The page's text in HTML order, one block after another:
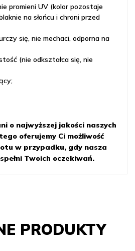
promieni UV (kolor pozostaje
na słońcu i chroni przed
się, nie mechaci, odporna na
(nie odkształca się, nie
o najwyższej jakości naszych
oferujemy Ci możliwość
w przypadku, gdy nasza
Twoich oczekiwań.
PRODUKTY